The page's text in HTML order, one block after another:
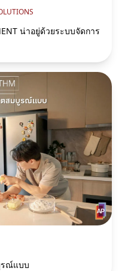
น่าอยู่ด้วยระบบจัดการ
รณ์แบบ